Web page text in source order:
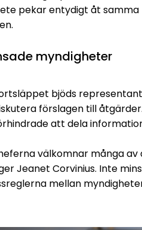
pekar entydigt åt samma
myndigheter
bjöds
förslagen till
att dela
välkomnar många
Jeanet Corvinius. Inte
mellan